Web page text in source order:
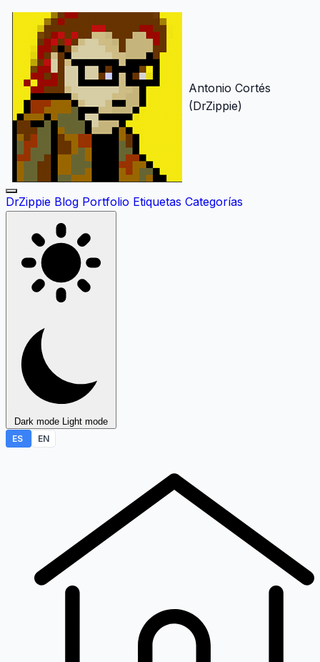
Antonio Cortés
(DrZippie)
DrZippie Blog Portfolio Etiquetas Categorías
Dark mode Light mode
ES
EN